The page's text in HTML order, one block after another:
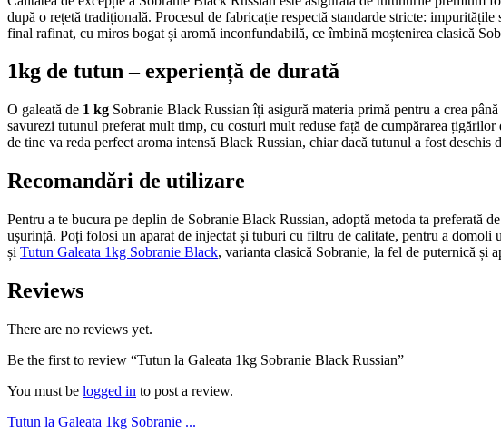
după o rețetă tradițională. Procesul de fabricație respectă standarde stricte:
final rafinat, cu miros bogat și aromă inconfundabilă, ce îmbină moștenirea clasică
1kg de tutun – experiență de durată
O galeată de 1 kg Sobranie Black Russian îți asigură materia primă pentru a crea până
savurezi tutunul preferat mult timp, cu costuri mult reduse față de cumpărarea
de tine va reda perfect aroma intensă Black Russian, chiar dacă tutunul a fost deschis
Recomandări de utilizare
Pentru a te bucura pe deplin de Sobranie Black Russian, adoptă metoda ta preferată
ușurință. Poți folosi un aparat de injectat și tuburi cu filtru de calitate, pentru a
și Tutun Galeata 1kg Sobranie Black, varianta clasică Sobranie, la fel de puternică și
Reviews
There are no reviews yet.
Be the first to review “Tutun la Galeata 1kg Sobranie Black Russian”
You must be logged in to post a review.
Tutun la Galeata 1kg Sobranie ...